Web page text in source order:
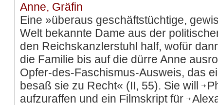
Anne, Gräfin
Eine »überaus geschäftstüchtige,
Welt bekannte Dame aus der
den Reichskanzlerstuhl half, wofür
die Familie bis auf die dürre Anne
Opfer-des-Faschismus-Ausweis, das
besaß sie zu Recht« (II, 55). Sie will
aufzuraffen und ein Filmskript für